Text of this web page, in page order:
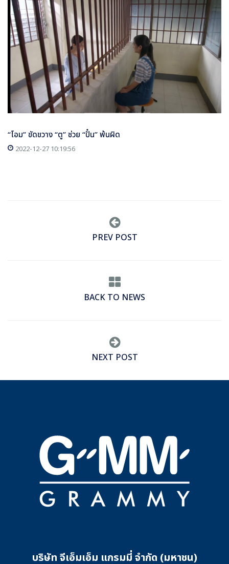
“โอม” ขัดขวาง “ตู” ช่วย “ปั๋น” พ้นผิด
2022-12-27 10:19:56
PREV POST
BACK TO NEWS
NEXT POST
บริษัท จีเอ็มเอ็ม แกรมมี่ จำกัด (มหาชน)